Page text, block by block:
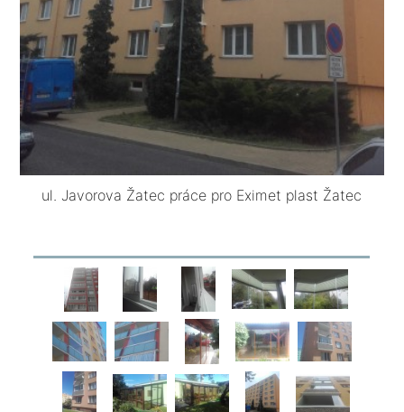
ul. Javorova Žatec práce pro Eximet plast Žatec